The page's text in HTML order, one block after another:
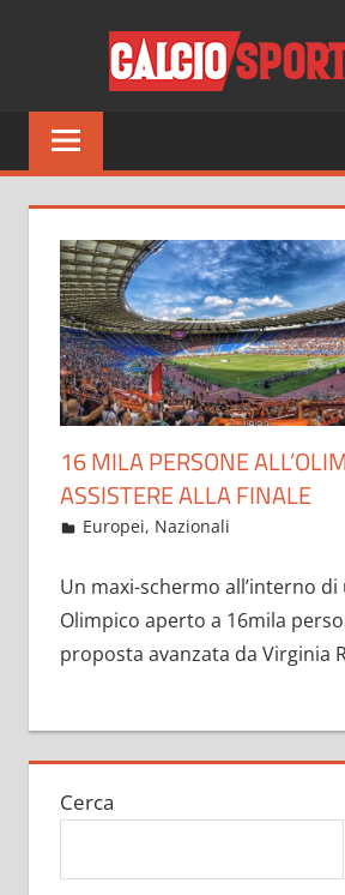
Tutto
sul
del
non
solo
16 MILA PERSONE
ASSISTERE ALLA FINALE
Luglio 9, 2021
admin
Europei, Nazionali
Un maxi-schermo all’interno
Olimpico aperto a 16mila
proposta avanzata da Virginia
Cerca